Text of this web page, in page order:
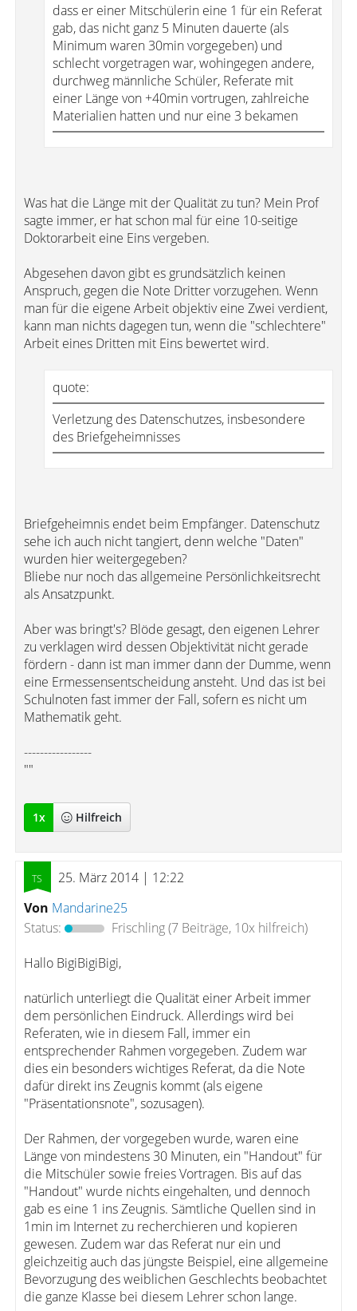
dass er einer Mitschülerin eine 1 für ein Referat
gab, das nicht ganz 5 Minuten dauerte (als
Minimum waren 30min vorgegeben) und
schlecht vorgetragen war, wohingegen andere,
durchweg männliche Schüler, Referate mit
einer Länge von +40min vortrugen, zahlreiche
Materialien hatten und nur eine 3 bekamen
Was hat die Länge mit der Qualität zu tun? Mein Prof
sagte immer, er hat schon mal für eine 10-seitige
Doktorarbeit eine Eins vergeben.
Abgesehen davon gibt es grundsätzlich keinen
Anspruch, gegen die Note Dritter vorzugehen. Wenn
man für die eigene Arbeit objektiv eine Zwei verdient,
kann man nichts dagegen tun, wenn die "schlechtere"
Arbeit eines Dritten mit Eins bewertet wird.
quote:
Verletzung des Datenschutzes, insbesondere
des Briefgeheimnisses
Briefgeheimnis endet beim Empfänger. Datenschutz
sehe ich auch nicht tangiert, denn welche "Daten"
wurden hier weitergegeben?
Bliebe nur noch das allgemeine Persönlichkeitsrecht
als Ansatzpunkt.
Aber was bringt's? Blöde gesagt, den eigenen Lehrer
zu verklagen wird dessen Objektivität nicht gerade
fördern - dann ist man immer dann der Dumme, wenn
eine Ermessensentscheidung ansteht. Und das ist bei
Schulnoten fast immer der Fall, sofern es nicht um
Mathematik geht.
-----------------
""
1x Hilfreich
25. März 2014 | 12:22
Von Mandarine25
Status:
Frischling(7 Beiträge, 10x hilfreich)
Hallo BigiBigiBigi,
natürlich unterliegt die Qualität einer Arbeit immer
dem persönlichen Eindruck. Allerdings wird bei
Referaten, wie in diesem Fall, immer ein
entsprechender Rahmen vorgegeben. Zudem war
dies ein besonders wichtiges Referat, da die Note
dafür direkt ins Zeugnis kommt (als eigene
"Präsentationsnote", sozusagen).
Der Rahmen, der vorgegeben wurde, waren eine
Länge von mindestens 30 Minuten, ein "Handout" für
die Mitschüler sowie freies Vortragen. Bis auf das
"Handout" wurde nichts eingehalten, und dennoch
gab es eine 1 ins Zeugnis. Sämtliche Quellen sind in
1min im Internet zu recherchieren und kopieren
gewesen. Zudem war das Referat nur ein und
gleichzeitig auch das jüngste Beispiel, eine allgemeine
Bevorzugung des weiblichen Geschlechts beobachtet
die ganze Klasse bei diesem Lehrer schon lange.